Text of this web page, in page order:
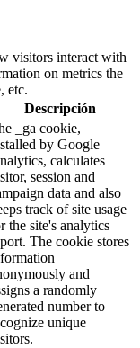
visitors interact with
on metrics the
etc.
Descripción
_ga cookie,
by Google
calculates
session and
data and also
track of site usage
the site's analytics
The cookie stores
and
a randomly
number to
unique